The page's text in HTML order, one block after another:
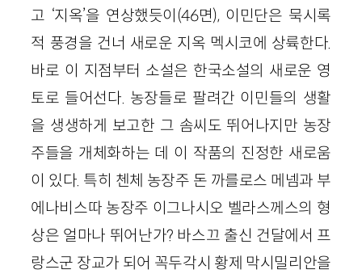
고 ‘지옥’을 연상했듯이(46면), 이민단은 묵시록
적 풍경을 건너 새로운 지옥 멕시코에 상륙한다.
바로 이 지점부터 소설은 한국소설의 새로운 영
토로 들어선다. 농장들로 팔려간 이민들의 생활
을 생생하게 보고한 그 솜씨도 뛰어나지만 농장
주들을 개체화하는 데 이 작품의 진정한 새로움
이 있다. 특히 첸체 농장주 돈 까를로스 메넴과 부
에나비스따 농장주 이그나시오 벨라스께스의 형
상은 얼마나 뛰어난가? 바스끄 출신 건달에서 프
랑스군 장교가 되어 꼭두각시 황제 막시밀리안을